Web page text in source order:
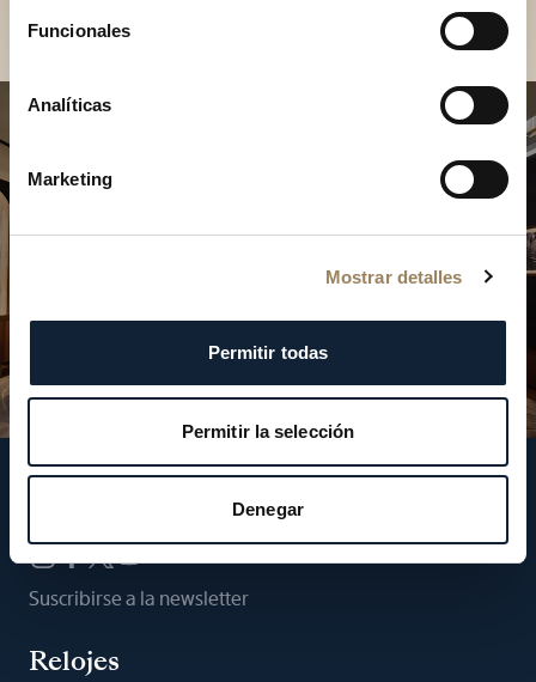
Funcionales
Analíticas
Marketing
Mostrar detalles
Permitir todas
Permitir la selección
Denegar
Suscribirse a la newsletter
Relojes